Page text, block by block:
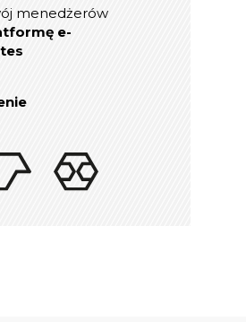
menedżerów
e-
menedżerów
wykorzystując
e-
Certes
rozwojowych
i Dyrektorów
stacjonarnych